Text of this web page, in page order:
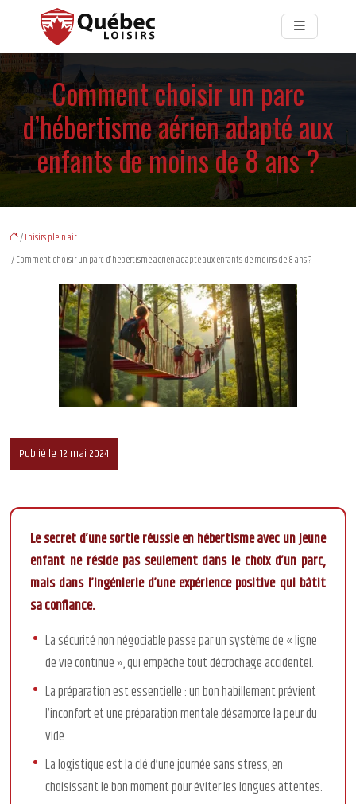
Comment choisir un parc
d’hébertisme aérien adapté aux
enfants de moins de 8 ans ?
/Loisirs plein air
/ Comment choisir un parc d’hébertisme aérien adapté aux enfants de moins de 8 ans ?
Publié le 12 mai 2024
Le secret d’une sortie réussie en hébertisme avec un jeune
enfant ne réside pas seulement dans le choix d’un parc,
mais dans l’ingénierie d’une expérience positive qui bâtit
sa confiance.
La sécurité non négociable passe par un système de « ligne
de vie continue », qui empêche tout décrochage accidentel.
La préparation est essentielle : un bon habillement prévient
l’inconfort et une préparation mentale désamorce la peur du
vide.
La logistique est la clé d’une journée sans stress, en
choisissant le bon moment pour éviter les longues attentes.